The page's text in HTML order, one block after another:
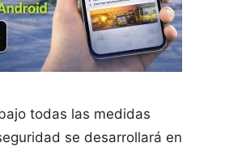
todas las medidas
se desarrollará en